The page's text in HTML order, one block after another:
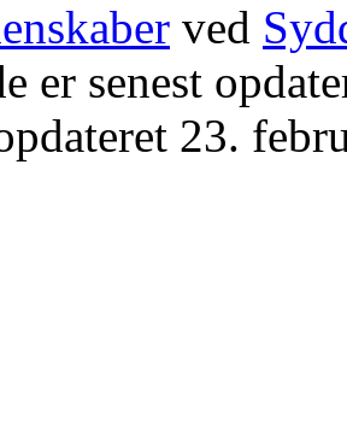
ved
er senest
23.